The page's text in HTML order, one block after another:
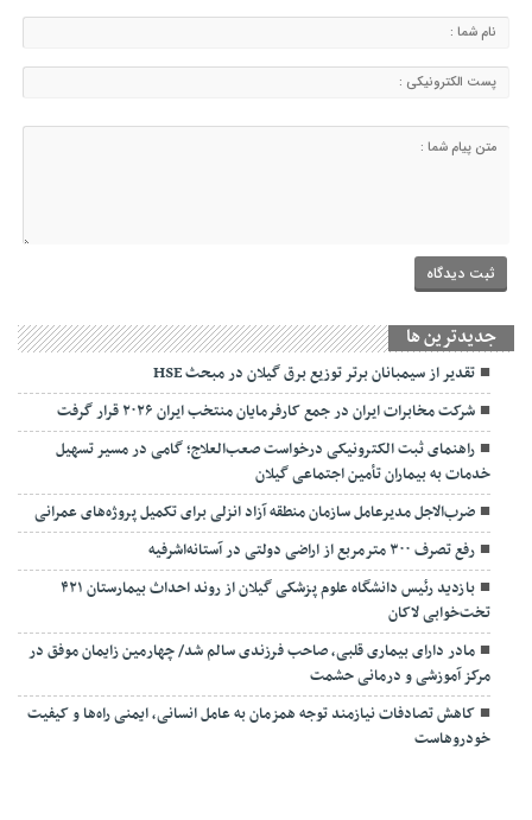
جديدترين ها
تقدیر از سیمبانان برتر توزیع برق گیلان در مبحث HSE
شرکت مخابرات ایران در جمع کارفرمایان منتخب ایران ۲۰۲۶ قرار گرفت
راهنمای ثبت الکترونیکی درخواست صعب‌العلاج؛ گامی در مسیر تسهیل
خدمات به بیماران تأمین اجتماعی گیلان
ضرب‌الاجل مدیرعامل سازمان منطقه آزاد انزلی برای تکمیل پروژه‌های عمرانی
رفع تصرف ۳۰۰ مترمربع از اراضی دولتی در آستانه‌اشرفیه
بازدید رئیس دانشگاه علوم پزشکی گیلان از روند احداث بیمارستان ۴۲۱
تخت‌خوابی لاکان
مادر دارای بیماری قلبی، صاحب فرزندی سالم شد/ چهارمین زایمان موفق در
مرکز آموزشی و درمانی حشمت
کاهش تصادفات نیازمند توجه همزمان به عامل انسانی، ایمنی راه‌ها و کیفیت
خودروهاست